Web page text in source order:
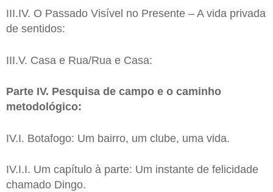
III.IV. O Passado Visível no Presente – A vida privada
de sentidos:
III.V. Casa e Rua/Rua e Casa:
Parte IV. Pesquisa de campo e o caminho
metodológico:
IV.I. Botafogo: Um bairro, um clube, uma vida.
IV.I.I. Um capítulo à parte: Um instante de felicidade
chamado Dingo.